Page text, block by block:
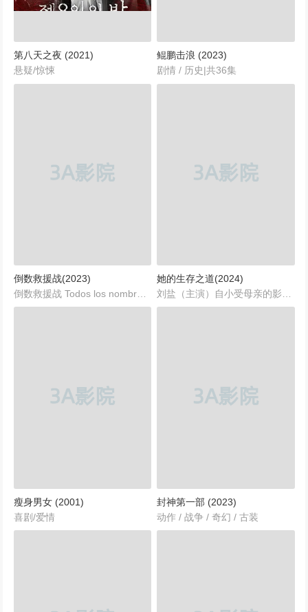
第八天之夜 (2021)
悬疑/惊悚
鲲鹏击浪 (2023)
剧情 / 历史|共36集
倒数救援战(2023)
倒数救援战 Todos los nombres de Dios (2023)◎译 名 Todos los nombres de Dios/All the Names of God◎片 名 倒数救援战...
她的生存之道(2024)
瘦身男女 (2001)
喜剧/爱情
封神第一部 (2023)
动作 / 战争 / 奇幻 / 古装